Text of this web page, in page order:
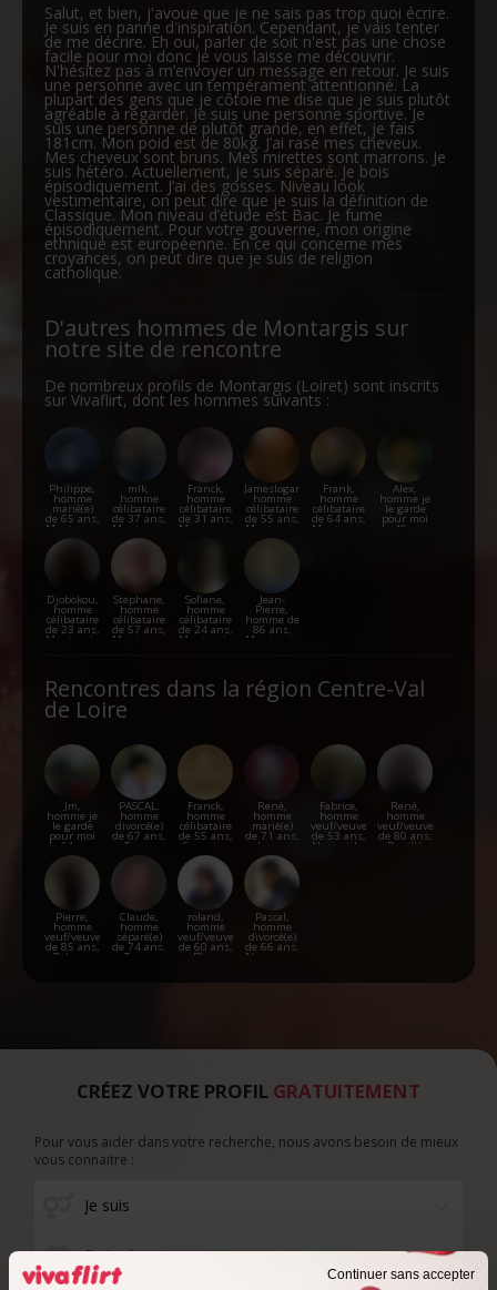
Continuer sans accepter
Salut, et bien, j'avoue que je ne sais pas trop quoi écrire.
Je suis en panne d'inspiration. Cependant, je vais tenter
de me décrire. Eh oui, parler de soit n'est pas une chose
facile pour moi donc je vous laisse me découvrir.
N'hésitez pas à m’envoyer un message en retour. Je suis
une personne avec un tempérament attentionné. La
plupart des gens que je côtoie me dise que je suis plutôt
agréable à regarder. Je suis une personne sportive. Je
suis une personne de plutôt grande, en effet, je fais
181cm. Mon poid est de 80kg. J’ai rasé mes cheveux.
Mes cheveux sont bruns. Mes mirettes sont marrons. Je
suis hétéro. Actuellement, je suis séparé. Je bois
épisodiquement. J’ai des gosses. Niveau look
vestimentaire, on peut dire que je suis la définition de
Classique. Mon niveau d’étude est Bac. Je fume
épisodiquement. Pour votre gouverne, mon origine
ethnique est européenne. En ce qui concerne mes
croyances, on peut dire que je suis de religion
catholique.
D'autres hommes de Montargis sur
notre site de rencontre
De nombreux profils de Montargis (Loiret) sont inscrits
sur Vivaflirt, dont les hommes suivants :
Philippe,
homme
marié(e)
de 65 ans,
Montargis
mlk,
homme
célibataire
de 37 ans,
Montargis
Franck,
homme
célibataire
de 31 ans,
Montargis
Jameslogan,
homme
célibataire
de 55 ans,
Montargis
Frank,
homme
célibataire
de 64 ans,
Montargis
Alex,
homme je
le garde
pour moi
de 49 ans,
Djobokou,
homme
célibataire
de 23 ans,
Montargis
Stephane,
homme
célibataire
de 57 ans,
Montargis
Sofiane,
homme
célibataire
de 24 ans,
Montargis
Jean-
Pierre,
homme de
86 ans,
Montargis
Rencontres dans la région Centre-Val
de Loire
Jm,
homme je
le garde
pour moi
de 61 ans,
Chartres
PASCAL,
homme
divorcé(e)
de 67 ans,
Tours
Franck,
homme
célibataire
de 55 ans,
Cercottes
René,
homme
marié(e)
de 71 ans,
Loury
Fabrice,
homme
veuf/veuve
de 53 ans,
Nogent-le-
René,
homme
veuf/veuve
de 80 ans,
Pouillé
Pierre,
homme
veuf/veuve
de 85 ans,
Orleans
Claude,
homme
séparé(e)
de 74 ans,
Tours
roland,
homme
veuf/veuve
de 60 ans,
Blois
Pascal,
homme
divorcé(e)
de 66 ans,
Neuvy-en-
CRÉEZ VOTRE PROFIL GRATUITEMENT
Pour vous aider dans votre recherche, nous avons besoin de mieux
vous connaitre :
Date de naissance